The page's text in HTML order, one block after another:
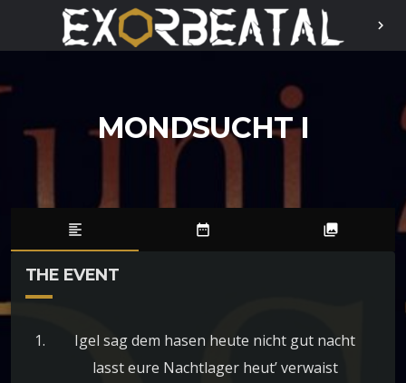
chevron_right
MONDSUCHT I
format_align_left date_range photo_library
THE EVENT
Igel sag dem hasen heute nicht gut nacht
lasst eure Nachtlager heut’ verwaist